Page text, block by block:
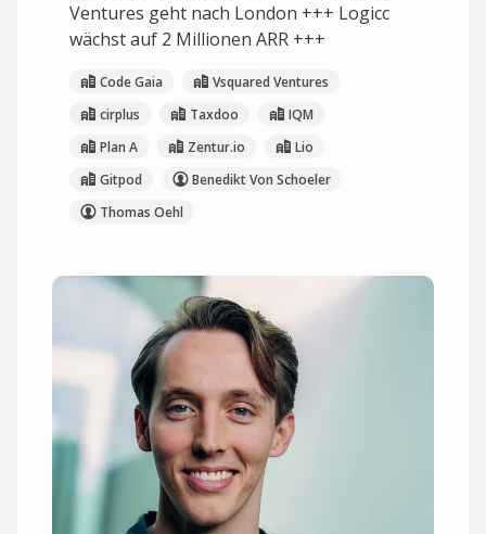
Ventures geht nach London +++ Logicc
wächst auf 2 Millionen ARR +++
Code Gaia
Vsquared Ventures
cirplus
Taxdoo
IQM
Plan A
Zentur.io
Lio
Gitpod
Benedikt Von Schoeler
Thomas Oehl